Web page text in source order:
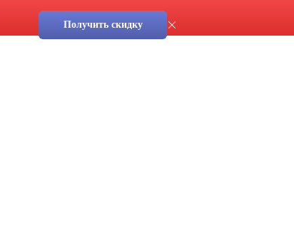
Получить скидку